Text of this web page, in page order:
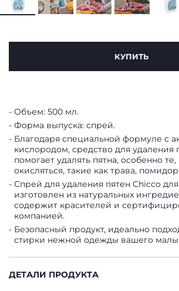
КУПИТЬ
Объем: 500 мл.
Форма выпуска: спрей.
Благодаря специальной формуле с
кислородом, средство для удаления
помогает удалять пятна, особенно
окисляться, такие как трава,
Спрей для удаления пятен Chicco
изготовлен из натуральных
содержит красителей и
компанией.
Безопасный продукт, идеально
стирки нежной одежды вашего
ДЕТАЛИ ПРОДУКТА